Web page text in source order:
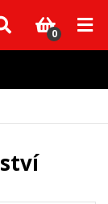
nejsou skladem,
0